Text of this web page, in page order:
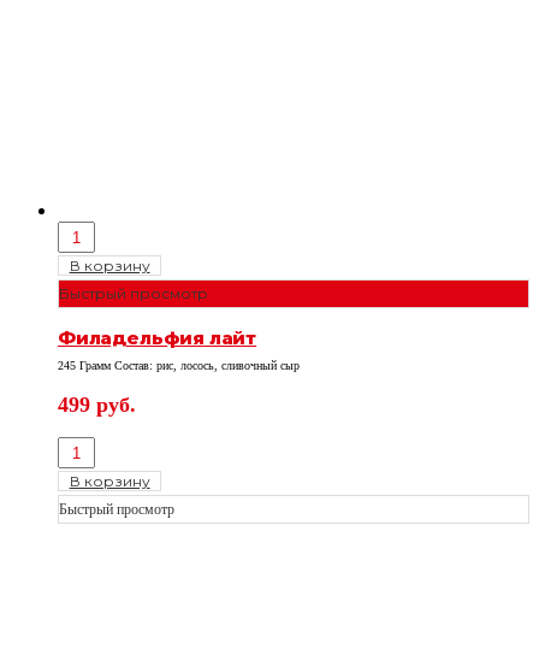
В корзину
Быстрый просмотр
Филадельфия лайт
245 Грамм Состав: рис, лосось, сливочный сыр
499 руб.
В корзину
Быстрый просмотр